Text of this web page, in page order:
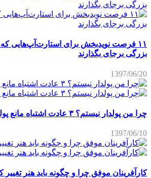
۱۱ فرصت نویدبخش برای استارت‌آپ‌هایی که
بزرگی برجای بگذارند
1397/06/20
چرا من پولدار نیستم؟ ۳ عادت اشتباه مانع پولدار شدن
1397/06/10
کارآفرینان موفق چرا و چگونه باید هنر تغییر